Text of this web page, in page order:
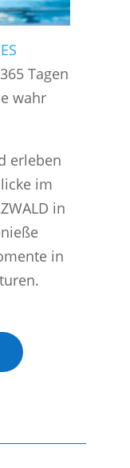
Tagen
wahr
erleben
im
in
in